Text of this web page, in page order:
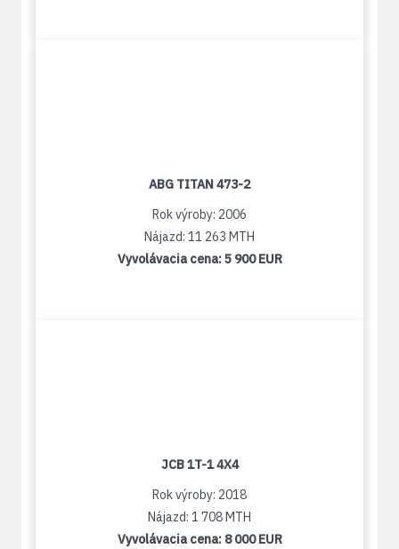
ABG TITAN 473-2
Rok výroby: 2006
Nájazd: 11 263 MTH
Vyvolávacia cena:5 900 EUR
JCB 1T-1 4X4
Rok výroby: 2018
Nájazd: 1 708 MTH
Vyvolávacia cena: 8 000 EUR